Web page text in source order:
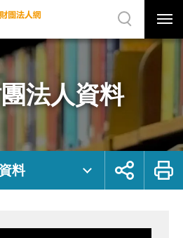
選
單
關
網
站
尋
法人資料
料
展
鈕
列